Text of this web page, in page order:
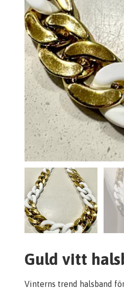
Guld vitt
Vinterns trend halsband